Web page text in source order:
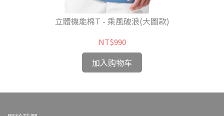
立體機能棉T - 乘風破浪(大圖款)
NT$990
加入购物车